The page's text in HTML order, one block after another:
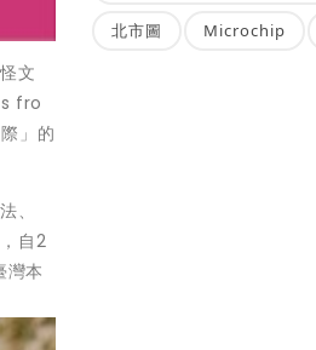
文
fro
」的
、
自2
灣本
北市圖 Microchip